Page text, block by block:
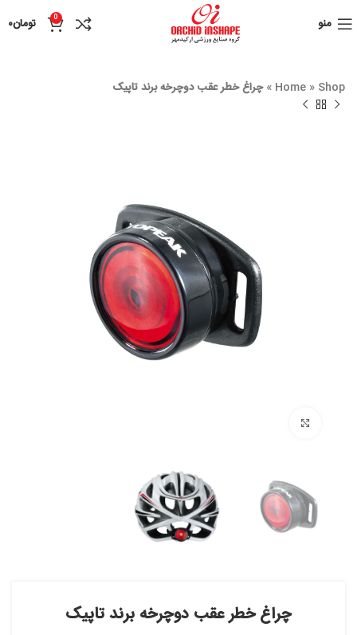
منو 0 تومان۰
Home » Shop
»چراغ خطر عقب دوچرخه برند تاپیک
چراغ خطر عقب دوچرخه برند تاپیک